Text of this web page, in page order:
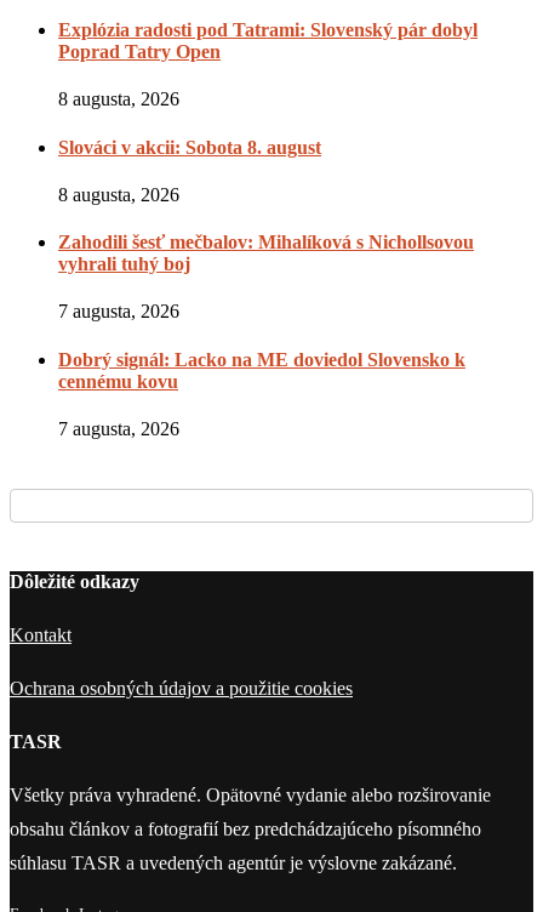
Explózia radosti pod Tatrami: Slovenský pár dobyl
Poprad Tatry Open
8 augusta, 2026
Slováci v akcii: Sobota 8. august
8 augusta, 2026
Zahodili šesť mečbalov: Mihalíková s Nichollsovou
vyhrali tuhý boj
7 augusta, 2026
Dobrý signál: Lacko na ME doviedol Slovensko k
cennému kovu
7 augusta, 2026
Dôležité odkazy
Kontakt
Ochrana osobných údajov a použitie cookies
TASR
Všetky práva vyhradené. Opätovné vydanie alebo rozširovanie
obsahu článkov a fotografií bez predchádzajúceho písomného
súhlasu TASR a uvedených agentúr je výslovne zakázané.